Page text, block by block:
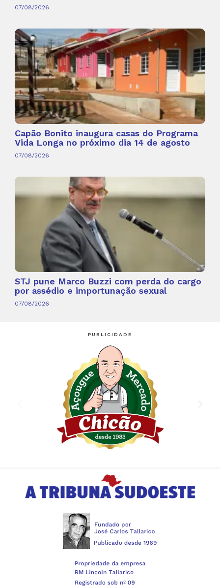
07/08/2026
Capão Bonito inaugura casas do Programa
Vida Longa no próximo dia 14 de agosto
07/08/2026
STJ pune Marco Buzzi com perda do cargo
por assédio e importunação sexual
07/08/2026
PUBLICIDADE